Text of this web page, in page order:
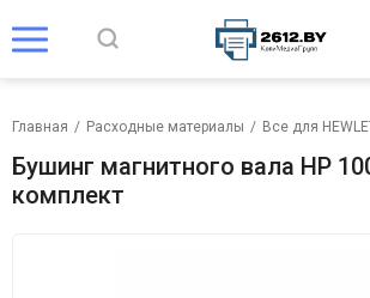
Главная / Расходные материалы / Все для
Бушинг магнитного вала HP
комплект